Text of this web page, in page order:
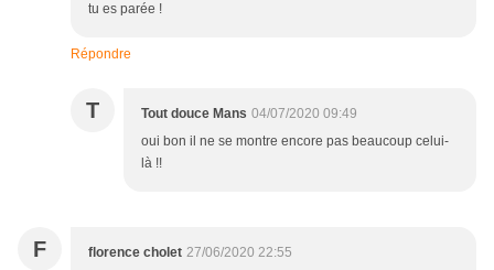
tu es parée !
Répondre
T Tout douce Mans 04/07/2020 09:49
oui bon il ne se montre encore pas beaucoup celui-
là !!
F florence cholet 27/06/2020 22:55